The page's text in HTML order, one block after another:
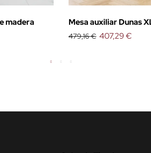
madera Mesa auxiliar Dunas
479,16 € 407,29 €